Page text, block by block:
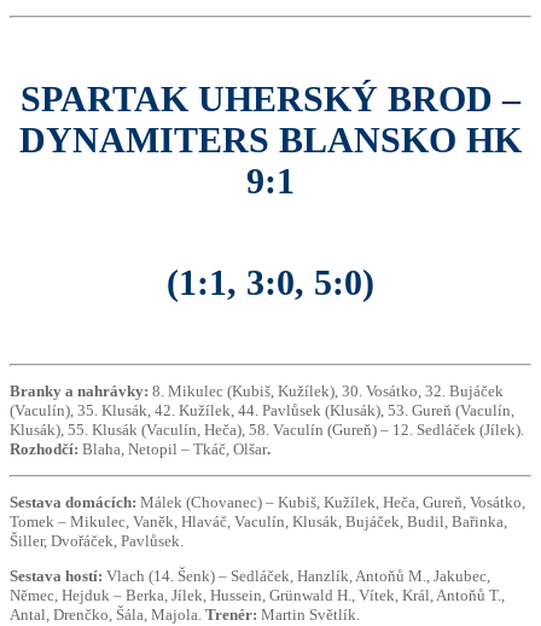
SPARTAK UHERSKÝ BROD –
DYNAMITERS BLANSKO HK
9:1
(1:1, 3:0, 5:0)
Branky a nahrávky: 8. Mikulec (Kubiš, Kužílek), 30. Vosátko, 32. Bujáček
(Vaculín), 35. Klusák, 42. Kužílek, 44. Pavlůsek (Klusák), 53. Gureň (Vaculín,
Klusák), 55. Klusák (Vaculín, Heča), 58. Vaculín (Gureň) – 12. Sedláček (Jílek).
Rozhodčí: Blaha, Netopil – Tkáč, Olšar.
Sestava domácích: Málek (Chovanec) – Kubiš, Kužílek, Heča, Gureň, Vosátko,
Tomek – Mikulec, Vaněk, Hlaváč, Vaculín, Klusák, Bujáček, Budil, Bařinka,
Šiller, Dvořáček, Pavlůsek.
Sestava hostí: Vlach (14. Šenk) – Sedláček, Hanzlík, Antoňů M., Jakubec,
Němec, Hejduk – Berka, Jílek, Hussein, Grünwald H., Vítek, Král, Antoňů T.,
Antal, Drenčko, Šála, Majola. Trenér: Martin Světlík.